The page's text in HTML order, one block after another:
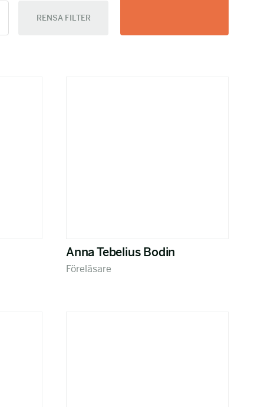
RENSA FILTER
Anna Tebelius Bodin
Föreläsare